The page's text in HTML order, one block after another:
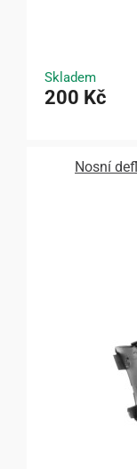
Skladem
200 Kč
Nosní